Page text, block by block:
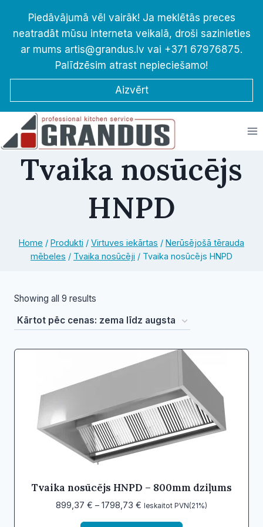
content
Piedāvājumā vēl vairāk! Ja meklētās preces
neatradāt mūsu interneta veikalā, droši sazinieties
ar mums artis@grandus.lv vai +371 67976875.
Palīdzēsim atrast nepieciešamo!
Aizvērt
Tvaika nosūcējs
HNPD
Home / Produkti / Virtuves iekārtas / Nerūsējošā tērauda
mēbeles / Tvaika nosūcēji / Tvaika nosūcējs HNPD
Showing all 9 results
by
price:
low
Tvaika nosūcējs HNPD – 800mm dziļums
899,37 € – 1798,73 € Price
Ieskaitot PVN(21%)